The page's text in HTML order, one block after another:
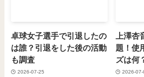
卓球女子選手で引退したの
は誰？引退をした後の活動
も調査
2026-07-25
上澤
題！使
ズは何
2026-07-